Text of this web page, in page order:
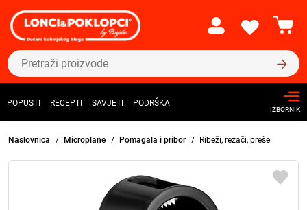
POPUSTI RECEPTI SAVJETI PODRŠKA
IZBORNIK
Naslovnica Microplane Pomagala i pribor Ribeži, rezači, preše